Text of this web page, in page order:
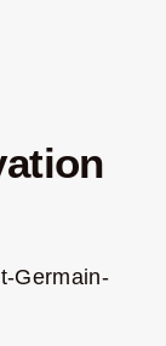
Germain-